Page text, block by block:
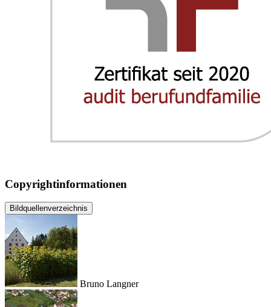
Copyrightinformationen
Bildquellenverzeichnis
Bruno Langner